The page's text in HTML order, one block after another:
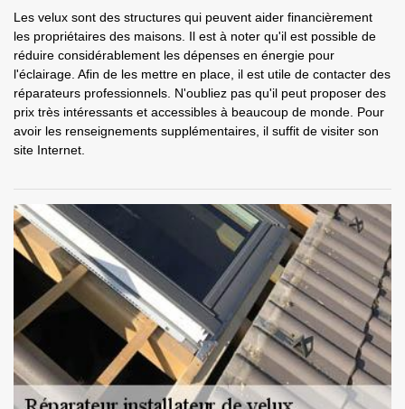
Les velux sont des structures qui peuvent aider financièrement
les propriétaires des maisons. Il est à noter qu'il est possible de
réduire considérablement les dépenses en énergie pour
l'éclairage. Afin de les mettre en place, il est utile de contacter des
réparateurs professionnels. N'oubliez pas qu'il peut proposer des
prix très intéressants et accessibles à beaucoup de monde. Pour
avoir les renseignements supplémentaires, il suffit de visiter son
site Internet.